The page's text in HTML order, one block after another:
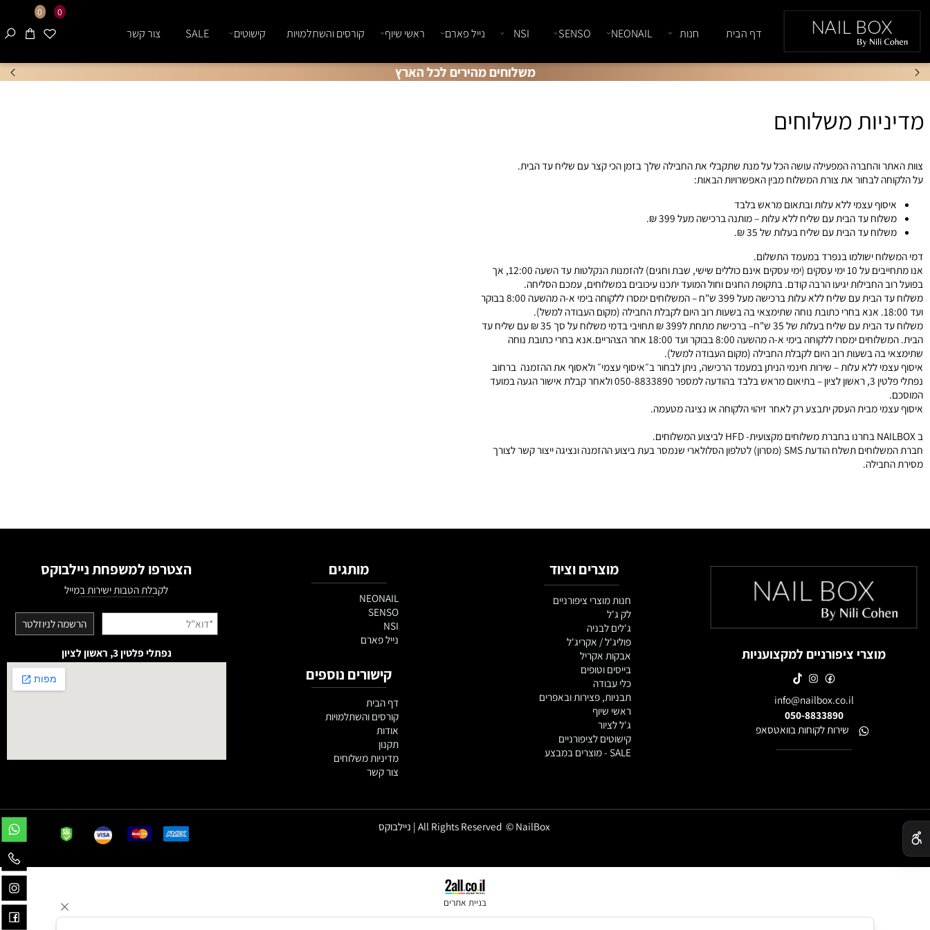
משלוחים מהירים לכל הארץ
0 0
דף הבית חנות NEONAIL
SENSO נייל פארם ראשי שיוף קורסים והשתלמויות קישוטים SALE צור קשר
משלוחים
והחברה המפעילה עושה הכל על מנת שתקבלי את החבילה שלך בזמן הכי קצר עם שליח עד הבית.
לבחור את צורת המשלוח מבין האפשרויות הבאות:
עצמי ללא עלות ובתאום מראש בלבד
עד הבית עם שליח ללא עלות – מותנה ברכישה מ על 399 ₪
.
עד הבית עם שליח בעלות ש
.
ישולמו בנפרד במעמד התשלום.
אנו מתחייבים על 10 ימי עסקים (ימי עסקים אינם כוללים שישי, שבת וחגים) להזמנות הנקלטות עד השעה 12:00, אך
החבילות יגיעו הרבה קודם. בתקופת החגים וחול המועד יתכנו עיכובים במשלוחים, עמכם הסליחה.
הבית עם שליח בעלות של
35 ש"ח– ברכישת מתחת ל399 ₪ תחויבי בדמי משלוח על סך 35 ₪ עם שליח עד
הבית. המשלוחים ימסרו ללקוחה בימי א-ה מהשעה 8:00 בבוקר ועד 18:00 אחר הצהריים.אנא בחרי כתובת נוחה
בה בשעות רוב היום לקבלת החבילה (מקום העבודה למשל).
ללא עלות – שירות חינמי הניתן במעמד הרכישה, ניתן לבחור ב״איסוף עצמי״ ולאסוף את ההזמנה ברחוב
בלבד בהודעה ל
מוצרי ציפורניים למקצועניות
info@nailbox.co.il
מוצרים וציוד
חנות מוצרי ציפורניים
ג'לים לבניה
פוליג'ל / אקריג'ל
אבקות אקריל
בייסים וטופים
כלי עבודה
תבניות, פצירות ובאפרים
ראשי שיוף
ג'ל לציור
מותגים
NEONAIL
SENSO
קישורים נוספים
דף הבית
קורסים והשתלמויות
אודות
תקנון
הצטרפו למשפחת ניילבוקס
לקבלת הטבות ישירות במייל